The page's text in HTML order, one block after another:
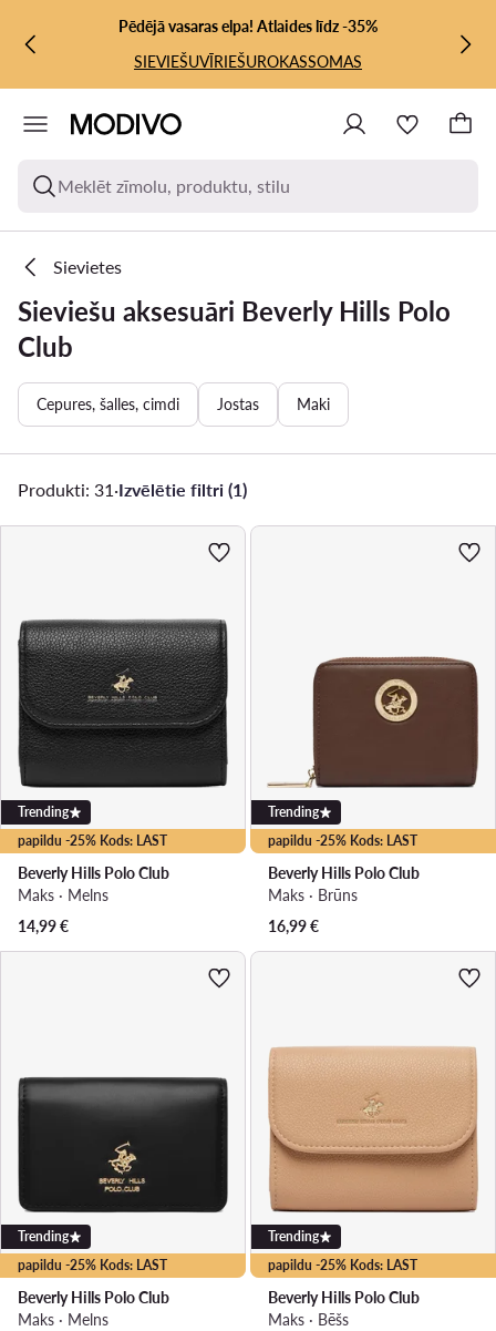
PĀRIET UZ GALVENO SATURU
PĀRIET UZ MEKLĒŠANUPēdējā vasaras elpa! Atlaides līdz -35%
SIEVIEŠUVĪRIEŠUROKASSOMAS
Meklēt zīmolu, produktu, stilu
Sievietes
Sieviešu aksesuāri Beverly Hills Polo
Club
Cepures, šalles, cimdi Jostas Maki
Produkti: 31 ·Izvēlētie filtri (1)
papildu -25% Kods: LAST
Trending
Beverly Hills Polo Club
Maks · Melns
14,99€
papildu -25% Kods: LAST
Trending
Beverly Hills Polo Club
Maks · Brūns
16,99€
papildu -25% Kods: LAST
Trending
Beverly Hills Polo Club
Maks · Melns
papildu -25% Kods: LAST
Trending
Beverly Hills Polo Club
Maks · Bēšs